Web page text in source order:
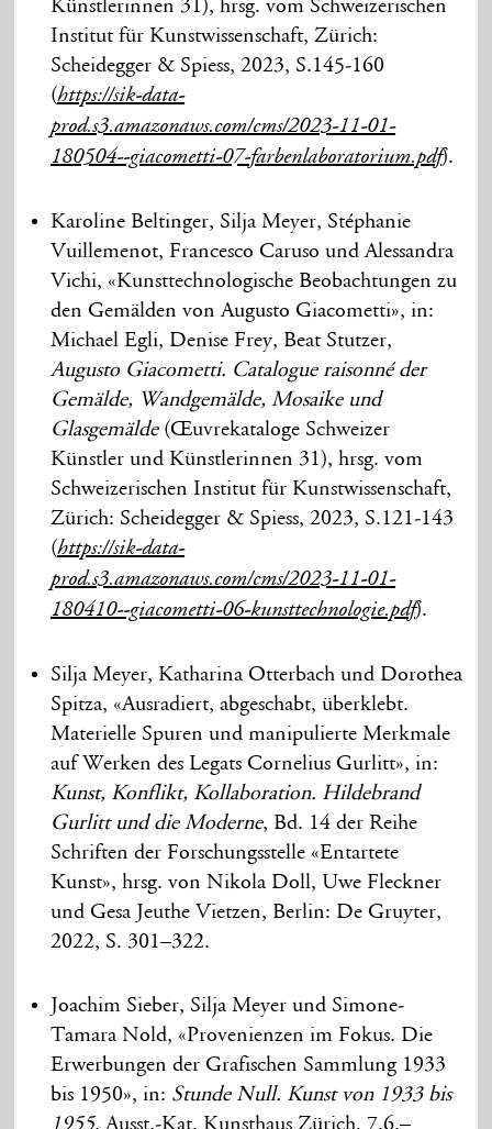
Künstlerinnen 31), hrsg. vom Schweizerischen
Institut für Kunstwissenschaft, Zürich:
Scheidegger & Spiess, 2023, S.145-160
(https://sik-data-
prod.s3.amazonaws.com/cms/2023-11-01-
180504--giacometti-07-farbenlaboratorium.pdf).
Karoline Beltinger, Silja Meyer, Stéphanie
Vuillemenot, Francesco Caruso und Alessandra
Vichi, «Kunsttechnologische Beobachtungen zu
den Gemälden von Augusto Giacometti», in:
Michael Egli, Denise Frey, Beat Stutzer,
Augusto Giacometti. Catalogue raisonné der
Gemälde, Wandgemälde, Mosaike und
Glasgemälde (Œuvrekataloge Schweizer
Künstler und Künstlerinnen 31), hrsg. vom
Schweizerischen Institut für Kunstwissenschaft,
Zürich: Scheidegger & Spiess, 2023, S.121-143
(https://sik-data-
prod.s3.amazonaws.com/cms/2023-11-01-
180410--giacometti-06-kunsttechnologie.pdf).
Silja Meyer, Katharina Otterbach und Dorothea
Spitza, «Ausradiert, abgeschabt, überklebt.
Materielle Spuren und manipulierte Merkmale
auf Werken des Legats Cornelius Gurlitt», in:
Kunst, Konflikt, Kollaboration. Hildebrand
Gurlitt und die Moderne, Bd. 14 der Reihe
Schriften der Forschungsstelle «Entartete
Kunst», hrsg. von Nikola Doll, Uwe Fleckner
und Gesa Jeuthe Vietzen, Berlin: De Gruyter,
2022, S. 301–322.
Joachim Sieber, Silja Meyer und Simone-
Tamara Nold, «Provenienzen im Fokus. Die
Erwerbungen der Grafischen Sammlung 1933
bis 1950», in: Stunde Null. Kunst von 1933 bis
1955, Ausst.-Kat. Kunsthaus Zürich, 7.6.–